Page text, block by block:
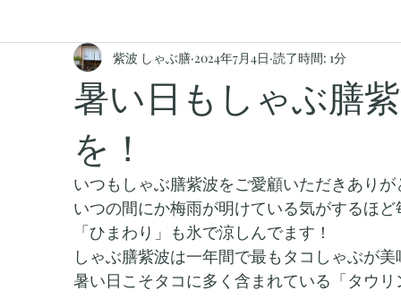
暑い日もしゃぶ膳
を！
紫波 しゃぶ膳 2024年7月4日 読了時間: 1分
いつもしゃぶ膳紫波をご愛顧いただきありが
いつの間にか梅雨が明けている気がするほ
「ひまわり」も氷で涼しんでます！
しゃぶ膳紫波は一年間で最もタコしゃぶが美
暑い日こそタコに多く含まれている「タウリ